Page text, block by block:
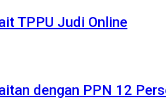
TPPU Judi Online
dengan PPN 12